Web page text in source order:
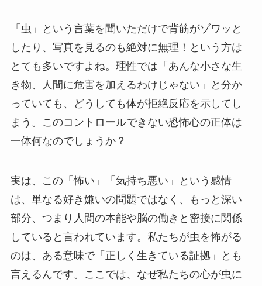
「虫」という言葉を聞いただけで背筋がゾワッと
したり、写真を見るのも絶対に無理！という方は
とても多いですよね。理性では「あんな小さな生
き物、人間に危害を加えるわけじゃない」と分か
っていても、どうしても体が拒絶反応を示してし
まう。このコントロールできない恐怖心の正体は
一体何なのでしょうか？
実は、この「怖い」「気持ち悪い」という感情
は、単なる好き嫌いの問題ではなく、もっと深い
部分、つまり人間の本能や脳の働きと密接に関係
していると言われています。私たちが虫を怖がる
のは、ある意味で「正しく生きている証拠」とも
言えるんです。ここでは、なぜ私たちの心が虫に